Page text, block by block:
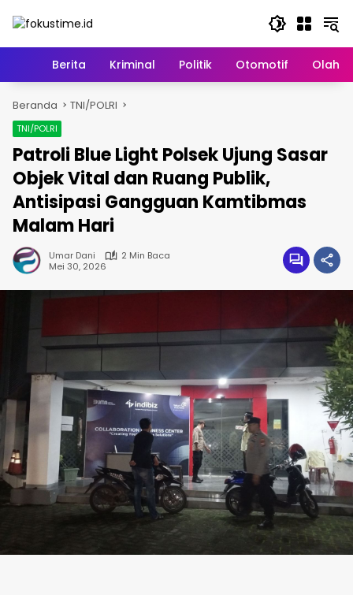
HomeBerita Kriminal Politik Otomotif
Beranda TNI/POLRI
TNI/POLRI
Patroli Blue Light Polsek Ujung Sasar
Objek Vital dan Ruang Publik,
Antisipasi Gangguan Kamtibmas
Malam Hari
Umar Dani
2 Min Baca
Mei 30, 2026